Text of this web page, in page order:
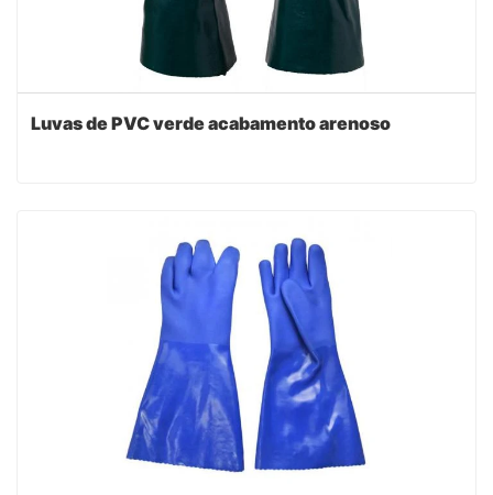
Luvas de PVC verde acabamento arenoso